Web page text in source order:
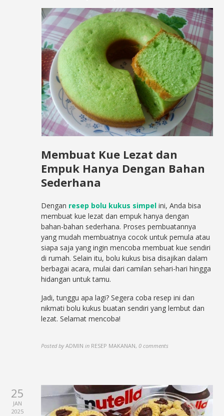
Membuat Kue Lezat dan
Empuk Hanya Dengan Bahan
Sederhana
Dengan resep bolu kukus simpel ini, Anda bisa
membuat kue lezat dan empuk hanya dengan
bahan-bahan sederhana. Proses pembuatannya
yang mudah membuatnya cocok untuk pemula atau
siapa saja yang ingin mencoba membuat kue sendiri
di rumah. Selain itu, bolu kukus bisa disajikan dalam
berbagai acara, mulai dari camilan sehari-hari hingga
hidangan untuk tamu.
Jadi, tunggu apa lagi? Segera coba resep ini dan
nikmati bolu kukus buatan sendiri yang lembut dan
lezat. Selamat mencoba!
Posted by ADMIN in RESEP MAKANAN,0 comments
25
JAN
2025